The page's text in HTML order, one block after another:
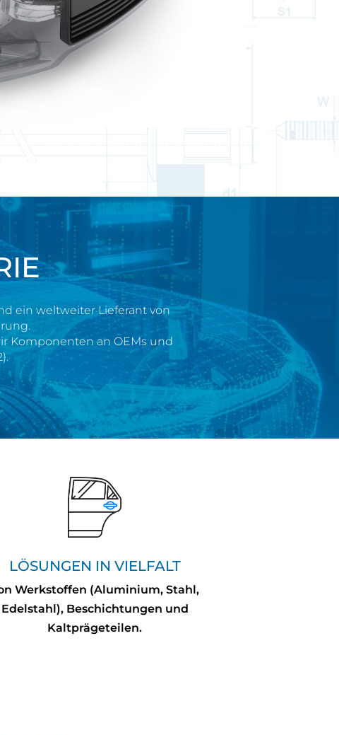
ein weltweiter Lieferant von
Komponenten an OEMs und
LÖSUNGEN IN VIELFALT
Werkstoffen (Aluminium, Stahl,
Edelstahl), Beschichtungen und
Kaltprägeteilen.